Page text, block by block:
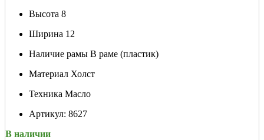
Высота 8
Ширина 12
Наличие рамы В раме (пластик)
Материал Холст
Техника Масло
Артикул: 8627
В наличии